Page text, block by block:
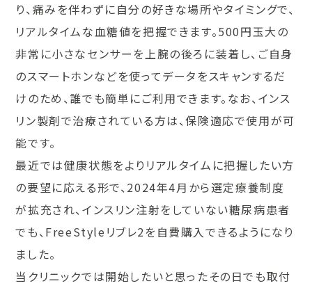
り、痛みを伴わずに自分の好きな場所やタイミングで、
リアルタイムな血糖値を把握できます。500円玉大の
非常に小さなセンサーを上腕の後ろに装着し、ご自身
のスマートホンなどを使ってデータをスキャンするだ
けのため、誰でも簡単にご利用できます。なお、インス
リン製剤で治療されている方は、保険適応で使用が可
能です。
最近では健康状態をよりリアルタイムに把握したい方
の要望に応える形で、2024年4月から選定療養制度
が拡充され、インスリン注射をしていない糖尿病患者
でも、FreeStyleリブレ2を自費購入できるようになり
ました。
当クリニックでは開始したいと思ったその日でも取付